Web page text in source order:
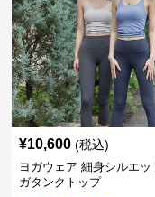
¥10,600 (税込)
ヨガウェア 細身シルエッ
ガタンクトップ